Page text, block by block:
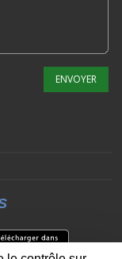
ENVOYER